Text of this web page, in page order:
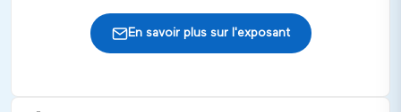
En savoir plus sur l'exposant